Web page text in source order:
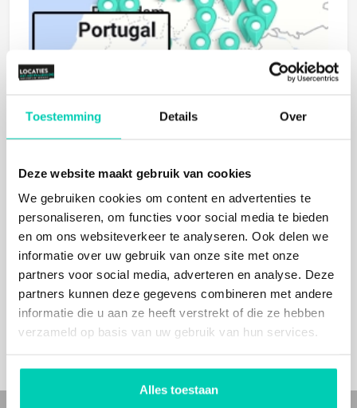
Toestemming Details Over
Deze website maakt gebruik van cookies
We gebruiken cookies om content en advertenties te
personaliseren, om functies voor social media te bieden
en om ons websiteverkeer te analyseren. Ook delen we
informatie over uw gebruik van onze site met onze
partners voor social media, adverteren en analyse. Deze
partners kunnen deze gegevens combineren met andere
informatie die u aan ze heeft verstrekt of die ze hebben
verzameld op basis van uw gebruik van hun services.
Alles toestaan
BIJ
MEER
DERE
L
O
CA
TIE
S
I
NF
OR
MA
TIE
OPVRA
GE
N